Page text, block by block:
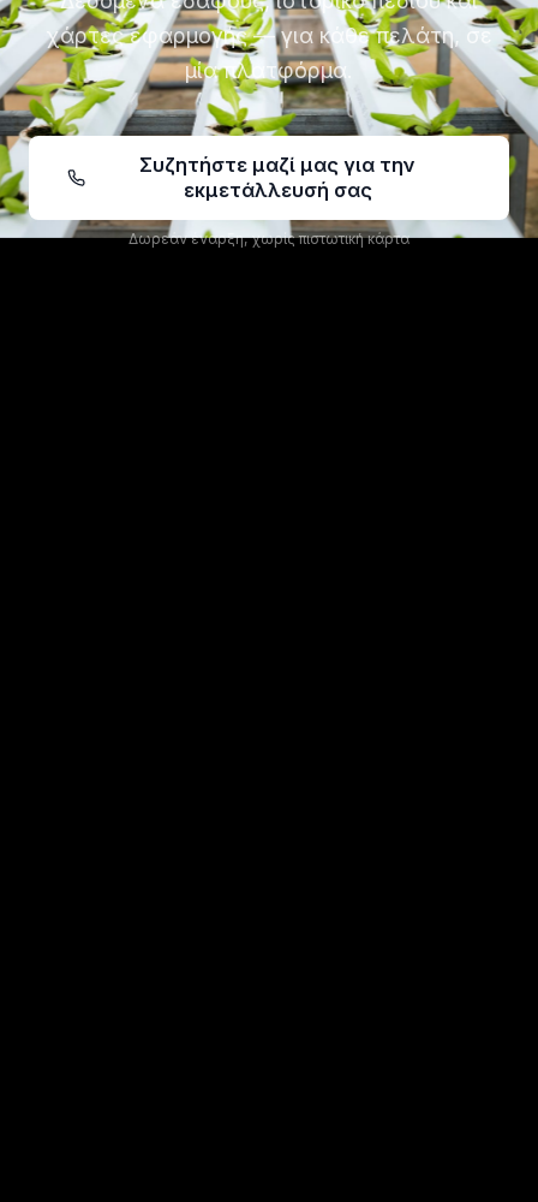
χάρτες εφαρμογής — για κάθε πελάτη, σε
μία πλατφόρμα.
Συζητήστε μαζί μας για την
εκμετάλλευσή σας
Δωρεάν έναρξη, χωρίς πιστωτική κάρτα